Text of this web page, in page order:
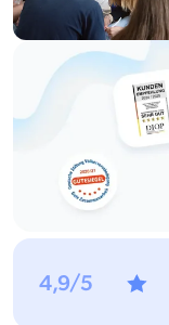
4,9/5